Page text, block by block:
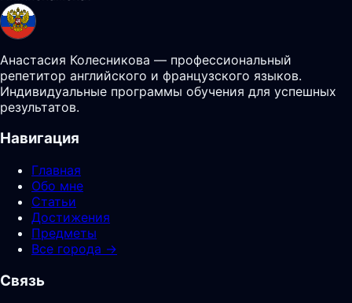
Анастасия Колесникова — профессиональный
репетитор английского и французского языков.
Индивидуальные программы обучения для успешных
результатов.
Навигация
Главная
Обо мне
Статьи
Достижения
Предметы
Все города →
Связь